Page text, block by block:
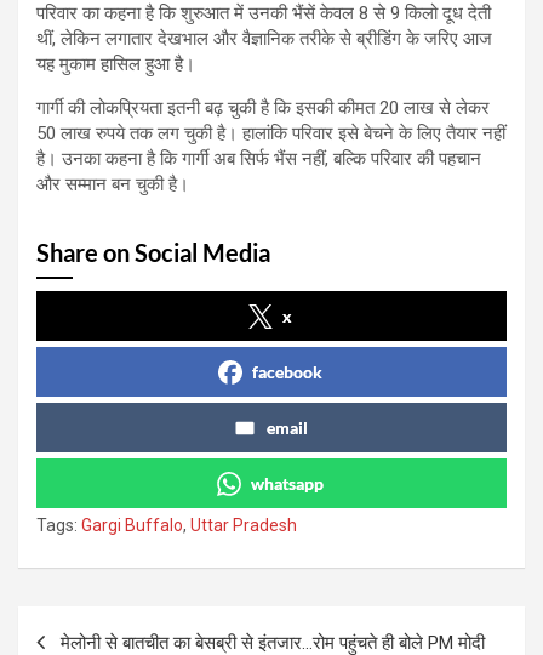
परिवार का कहना है कि शुरुआत में उनकी भैंसें केवल 8 से 9 किलो दूध देती
थीं, लेकिन लगातार देखभाल और वैज्ञानिक तरीके से ब्रीडिंग के जरिए आज
यह मुकाम हासिल हुआ है।
गार्गी की लोकप्रियता इतनी बढ़ चुकी है कि इसकी कीमत 20 लाख से लेकर
50 लाख रुपये तक लग चुकी है। हालांकि परिवार इसे बेचने के लिए तैयार नहीं
है। उनका कहना है कि गार्गी अब सिर्फ भैंस नहीं, बल्कि परिवार की पहचान
और सम्मान बन चुकी है।
Share on Social Media
x
facebook
email
whatsapp
Tags: Gargi Buffalo, Uttar Pradesh
Post
मेलोनी से बातचीत का बेसब्री से इंतजार…रोम पहुंचते ही बोले PM मोदी